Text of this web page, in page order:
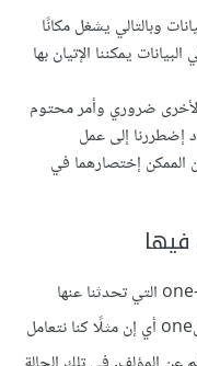
وبالتالي يشغل مكانًا
يمكننا الإتيان بها
ضروري وأمر محتوم
إضطررنا إلى عمل
الممكن إختصارهما في
إن إفترضنا وجود نفس علاقة الone-to-many التي تحدثنا عنها
بالأعلى فنقوم بإستخدام الlazy من طرف الone أي إن مثلًا كنا نتعامل